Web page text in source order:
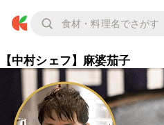
【中村シェフ】麻婆茄子